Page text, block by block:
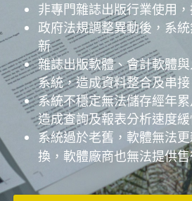
非專門雜誌出版行業使用
政府法規調整異動後，系
新
雜誌出版軟體、會計軟體
系統，造成資料整合及串接
系統不穩定無法儲存經年
造成查詢及報表分析速度
系統過於老舊，軟體無法
換，軟體廠商也無法提供